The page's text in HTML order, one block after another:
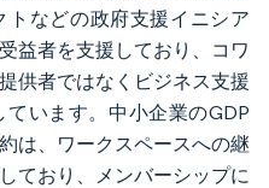
トなどの政府支援イニシア
益者を支援しており、コワ
供者ではなくビジネス支援
います。中小企業のGDP
は、ワークスペースへの継
ており、メンバーシップに